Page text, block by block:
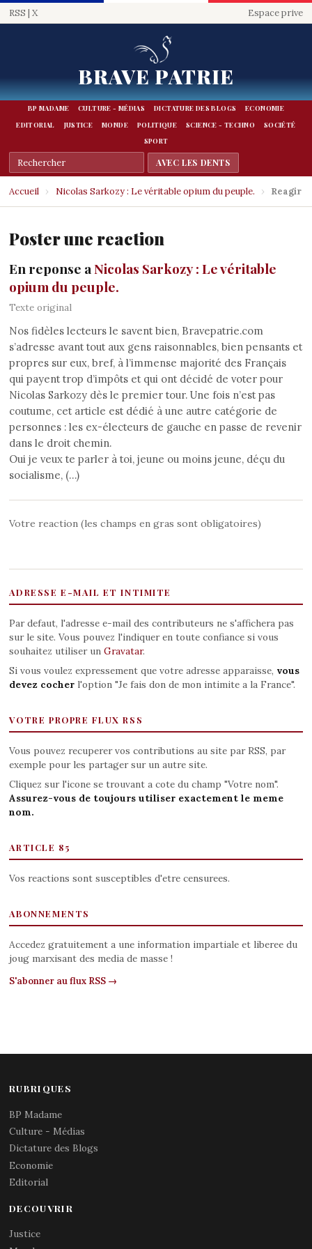
RSS | X Espace prive
BRAVE PATRIE
BP MADAME CULTURE - MÉDIAS DICTATURE DES BLOGS
ECONOMIE
EDITORIAL
JUSTICE MONDE POLITIQUE SCIENCE - TECHNO
SOCIÉTÉ
SPORT
Accueil › Nicolas Sarkozy : Le véritable opium du peuple. › Reagir
Poster une reaction
En reponse aNicolas Sarkozy : Le véritable
opium du peuple.
Texte original
Nos fidèles lecteurs le savent bien, Bravepatrie.com
s’adresse avant tout aux gens raisonnables, bien pensants et
propres sur eux, bref, à l’immense majorité des Français
qui payent trop d’impôts et qui ont décidé de voter pour
Nicolas Sarkozy dès le premier tour. Une fois n’est pas
coutume, cet article est dédié à une autre catégorie de
personnes : les ex-électeurs de gauche en passe de revenir
dans le droit chemin.
Oui je veux te parler à toi, jeune ou moins jeune, déçu du
socialisme, (…)
Votre reaction (les champs en gras sont obligatoires)
ADRESSE E-MAIL ET INTIMITE
Par defaut, l'adresse e-mail des contributeurs ne s'affichera pas
sur le site. Vous pouvez l'indiquer en toute confiance si vous
souhaitez utiliser un Gravatar.
Si vous voulez expressement que votre adresse apparaisse, vous
devez cocherl'option "Je fais don de mon intimite a la France".
VOTRE PROPRE FLUX RSS
Vous pouvez recuperer vos contributions au site par RSS, par
exemple pour les partager sur un autre site.
Cliquez sur l'icone se trouvant a cote du champ "Votre nom".
Assurez-vous de toujours utiliser exactement le meme
nom.
ARTICLE 85
Vos reactions sont susceptibles d'etre censurees.
ABONNEMENTS
Accedez gratuitement a une information impartiale et liberee du
joug marxisant des media de masse !
S'abonner au flux RSS →
RUBRIQUES
BP Madame
Culture - Médias
Dictature des Blogs
Economie
Editorial
DECOUVRIR
Justice